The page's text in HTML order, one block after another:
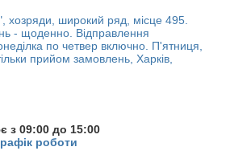
широкий ряд, місце 495.
- щоденно. Відправлення
по четвер включно. П'ятниця,
прийом замовлень, Харків,
з 09:00 до 15:00
роботи